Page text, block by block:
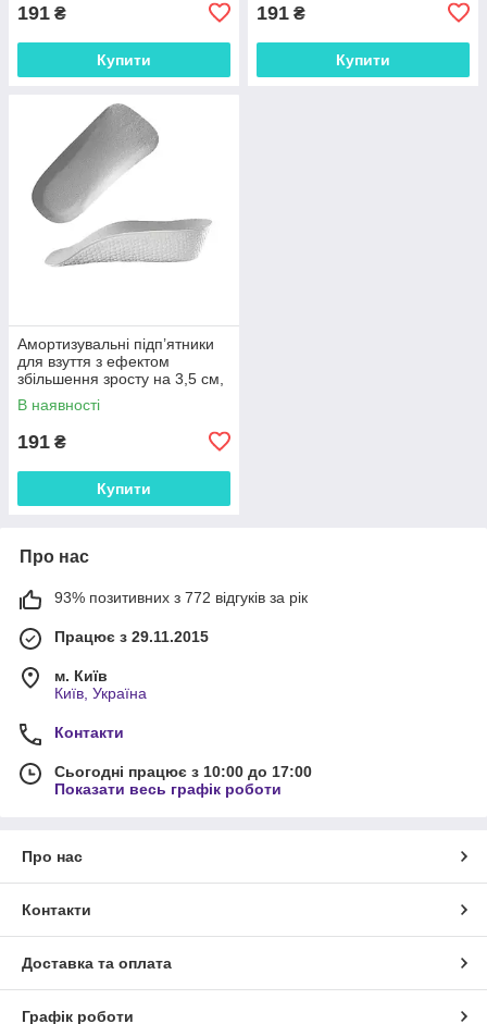
191 ₴
Купити
191 ₴
Купити
Амортизувальні підп’ятники
для взуття з ефектом
збільшення зросту на 3,5 см,
анатомічні вкладиші EVA 1
пара 29835
В наявності
191 ₴
Купити
Про нас
93% позитивних з 772 відгуків за рік
Працює з 29.11.2015
м. Київ
Київ, Україна
Контакти
Сьогодні працює з 10:00 до 17:00
Показати весь графік роботи
Про нас
Контакти
Доставка та оплата
Графік роботи